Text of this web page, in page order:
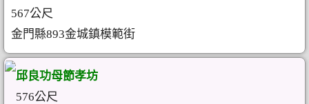
567公尺
金門縣893金城鎮模範街
邱良功母節孝坊
576公尺